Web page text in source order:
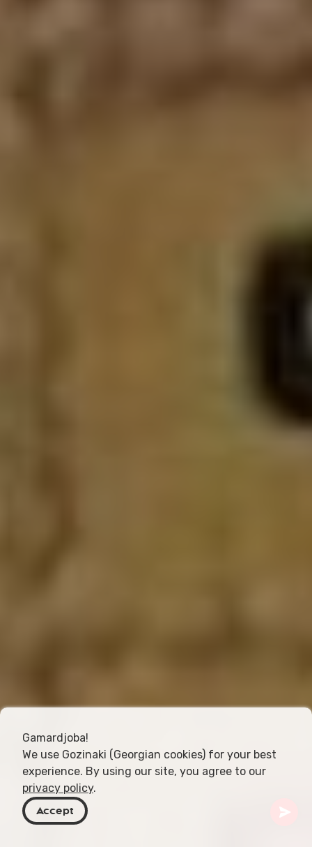
Gamardjoba!
We use Gozinaki (Georgian cookies) for your best
experience. By using our site, you agree to our
privacy policy.
Accept